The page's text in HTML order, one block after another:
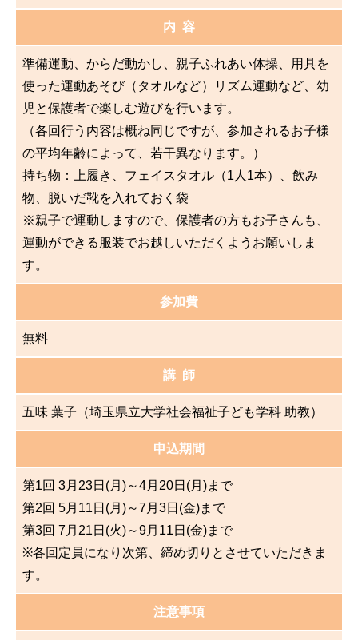
内 容
準備運動、からだ動かし、親子ふれあい体操、用具を
使った運動あそび（タオルなど）リズム運動など、幼
児と保護者で楽しむ遊びを行います。
（各回行う内容は概ね同じですが、参加されるお子様
の平均年齢によって、若干異なります。）
持ち物：上履き、フェイスタオル（1人1本）、飲み
物、脱いだ靴を入れておく袋
※親子で運動しますので、保護者の方もお子さんも、
運動ができる服装でお越しいただくようお願いしま
す。
参加費
無料
講 師
五味 葉子（埼玉県立大学社会福祉子ども学科 助教）
申込期間
第1回 3月23日(月)～4月20日(月)まで
第2回 5月11日(月)～7月3日(金)まで
第3回 7月21日(火)～9月11日(金)まで
※各回 定員になり次第、締め切りとさせていただきま
す。
注意事項